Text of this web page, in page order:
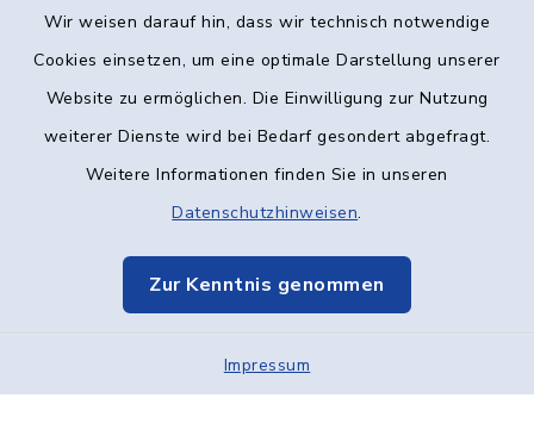
Wir weisen darauf hin, dass wir technisch notwendige
Cookies einsetzen, um eine optimale Darstellung unserer
Website zu ermöglichen. Die Einwilligung zur Nutzung
weiterer Dienste wird bei Bedarf gesondert abgefragt.
Weitere Informationen finden Sie in unseren
Datenschutzhinweisen.
Zur Kenntnis genommen
Impressum
Kontakt
Datenschutz
Elektronische Kommunikation
Sitemap